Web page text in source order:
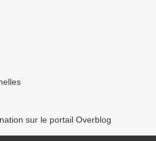
sur le portail Overblog